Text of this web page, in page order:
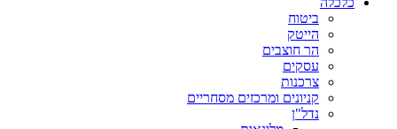
ביטוח
הייטק
הר חוצבים
עסקים
צרכנות
קניונים ומרכזים מסחריים
נדל"ן